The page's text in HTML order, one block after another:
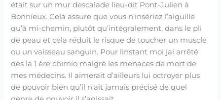
était sur un mur descalade lieu-dit Pont-Julien à
Bonnieux. Cela assure que vous n’insériez l’aiguille
qu’à mi-chemin, plutôt qu’intégralement, dans le pli
de peau et cela réduit le risque de toucher un muscle
ou un vaisseau sanguin. Pour linstant moi jai arrêté
dès la 1 ère chimio malgré les menaces de mort de
mes médecins. Il aimerait d’ailleurs lui octroyer plus
de pouvoir bien qu’il n’ait jamais précisé de quel